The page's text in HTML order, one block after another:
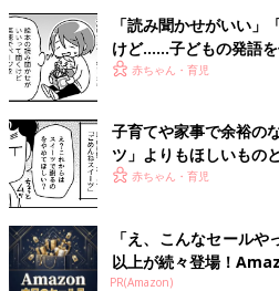
「読み聞かせがいい」
けど……子どもの発語を
う子育て ＃64』
赤ちゃん・育児
子育てや家事で余裕の
ツ」よりもほしいもの
赤ちゃん・育児
「え、こんなセールや
以上が続々登場！
PR(Amazon)